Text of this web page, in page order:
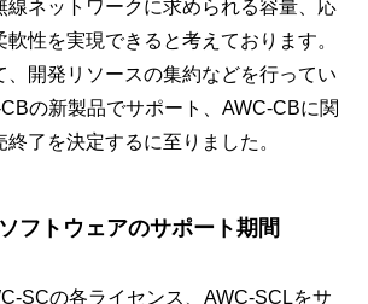
線ネットワークに求められる容量、応
性を実現できると考えております。
、開発リソースの集約などを行ってい
の新製品でサポート、AWC-CBに関
了を決定するに至りました。
フトウェアのサポート期間
SCの各ライセンス、AWC-SCLをサ